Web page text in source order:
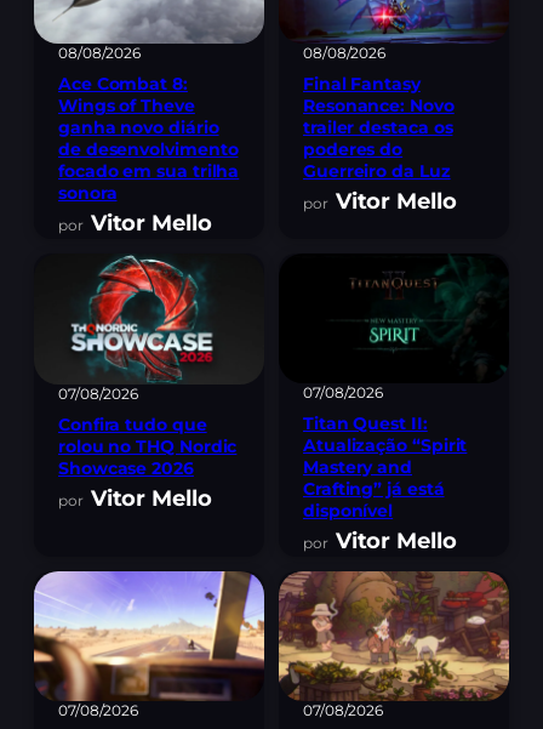
08/08/2026
Ace Combat 8:
Wings of Theve
ganha novo diário
de desenvolvimento
focado em sua trilha
sonora
Vitor Mello
08/08/2026
Final Fantasy
Resonance: Novo
trailer destaca os
poderes do
Guerreiro da Luz
Vitor Mello
07/08/2026
Confira tudo que
rolou no THQ Nordic
Showcase 2026
Vitor Mello
07/08/2026
Titan Quest II:
Atualização “Spirit
Mastery and
Crafting” já está
disponível
Vitor Mello
07/08/2026 07/08/2026